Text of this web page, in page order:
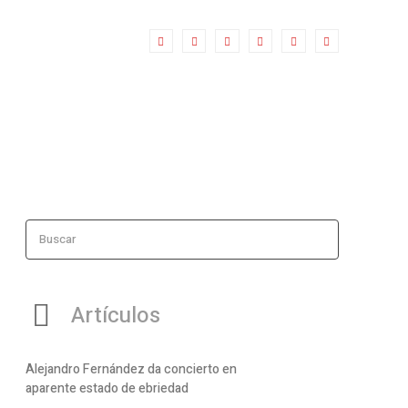
Buscar
Artículos
Alejandro Fernández da concierto en
aparente estado de ebriedad